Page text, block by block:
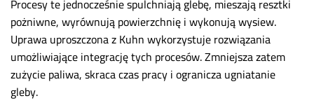
pożniwne, wyrównują powierzchnię i wykonują wysiew.
Uprawa uproszczona z Kuhn wykorzystuje rozwiązania
umożliwiające integrację tych procesów. Zmniejsza zatem
zużycie paliwa, skraca czas pracy i ogranicza ugniatanie
gleby.